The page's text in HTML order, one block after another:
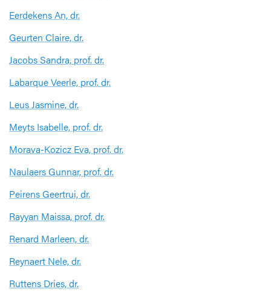
Eerdekens An, dr.
Geurten Claire, dr.
Jacobs Sandra, prof. dr.
Labarque Veerle, prof. dr.
Leus Jasmine, dr.
Meyts Isabelle, prof. dr.
Morava-Kozicz Eva, prof. dr.
Naulaers Gunnar, prof. dr.
Peirens Geertrui, dr.
Rayyan Maissa, prof. dr.
Renard Marleen, dr.
Reynaert Nele, dr.
Ruttens Dries, dr.